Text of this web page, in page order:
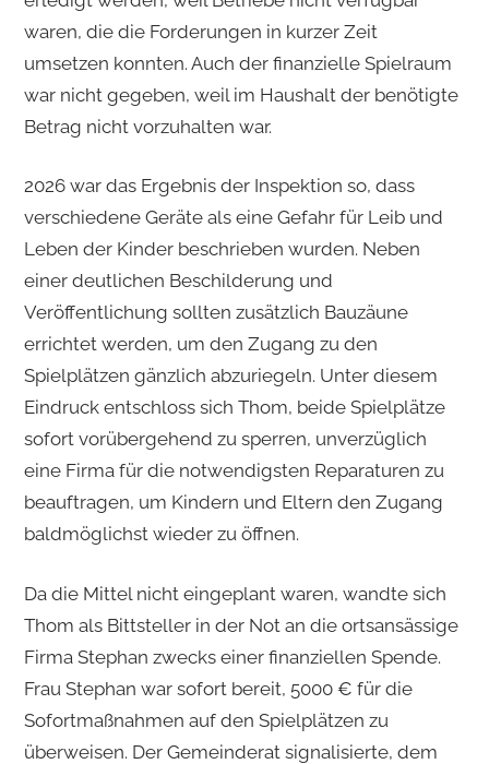
waren, die die Forderungen in kurzer Zeit
umsetzen konnten. Auch der finanzielle Spielraum
war nicht gegeben, weil im Haushalt der benötigte
Betrag nicht vorzuhalten war.
2026 war das Ergebnis der Inspektion so, dass
verschiedene Geräte als eine Gefahr für Leib und
Leben der Kinder beschrieben wurden. Neben
einer deutlichen Beschilderung und
Veröffentlichung sollten zusätzlich Bauzäune
errichtet werden, um den Zugang zu den
Spielplätzen gänzlich abzuriegeln. Unter diesem
Eindruck entschloss sich Thom, beide Spielplätze
sofort vorübergehend zu sperren, unverzüglich
eine Firma für die notwendigsten Reparaturen zu
beauftragen, um Kindern und Eltern den Zugang
baldmöglichst wieder zu öffnen.
Da die Mittel nicht eingeplant waren, wandte sich
Thom als Bittsteller in der Not an die ortsansässige
Firma Stephan zwecks einer finanziellen Spende.
Frau Stephan war sofort bereit, 5000 € für die
Sofortmaßnahmen auf den Spielplätzen zu
überweisen. Der Gemeinderat signalisierte, dem